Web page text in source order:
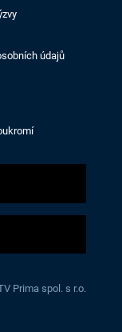
údajů
Prima spol. s r.o.